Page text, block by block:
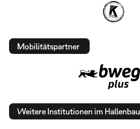
Mobilitätspartner
Weitere Institutionen im Hallenbau